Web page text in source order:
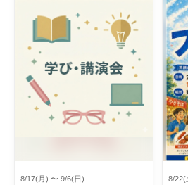
8/17(月) 〜 9/6(日) 8/22(